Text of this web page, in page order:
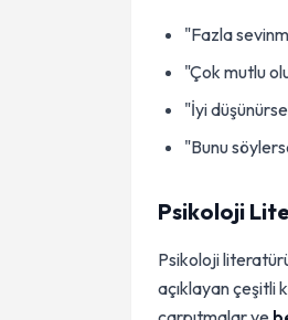
"Fazla
"Çok mutlu
"İyi
"Bunu
Psikoloji
Psikoloji
açıklayan çeşitli